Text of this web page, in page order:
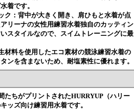
着です。
ク：背中が大きく開き、肩ひもと水着が点
リーナの女性用練習水着独自のカッティン
スタイルなので、スイムトレーニングに最
材料を使用したエコ素材の競泳練習水着の
ンを含まないため、耐塩素性に優れます。
たちがプリントされたHURRYUP（ハリー
ッズ向け練習用水着です。